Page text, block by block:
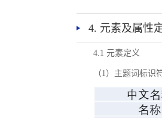
4. 元素及属性
4.1 元素定义
（1）主题词标识